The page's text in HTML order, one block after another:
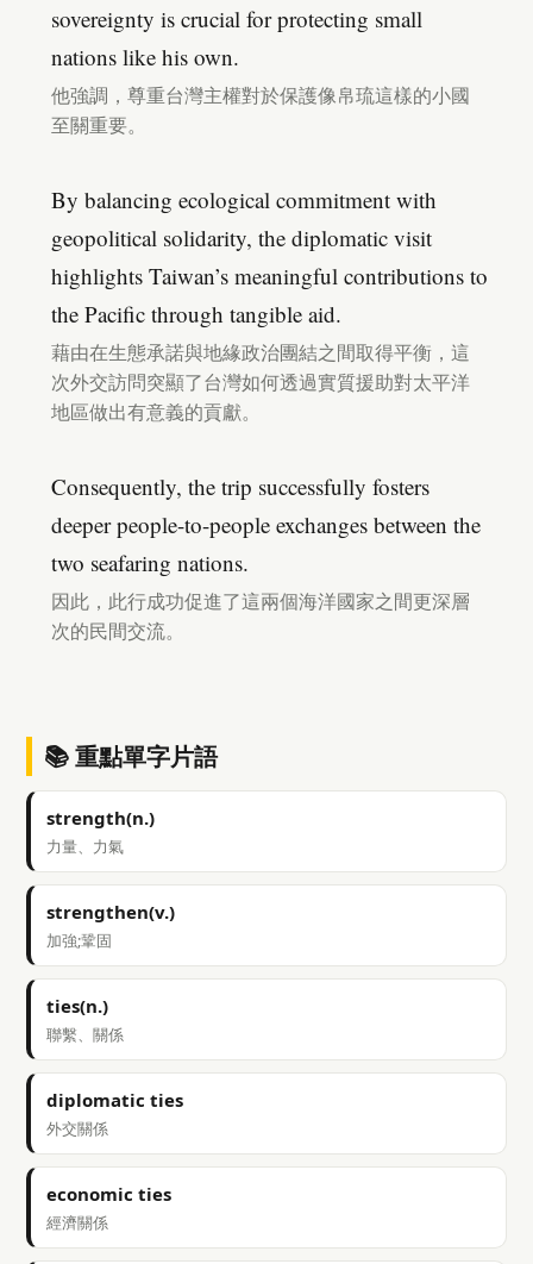
sovereignty is crucial for protecting small
nations like his own.
他強調，尊重台灣主權對於保護像帛琉這樣的小國
至關重要。
By balancing ecological commitment with
geopolitical solidarity, the diplomatic visit
highlights Taiwan’s meaningful contributions to
the Pacific through tangible aid.
藉由在生態承諾與地緣政治團結之間取得平衡，這
次外交訪問突顯了台灣如何透過實質援助對太平洋
地區做出有意義的貢獻。
Consequently, the trip successfully fosters
deeper people-to-people exchanges between the
two seafaring nations.
因此，此行成功促進了這兩個海洋國家之間更深層
次的民間交流。
📚 重點單字片語
strength(n.)
力量、力氣
strengthen(v.)
加強;鞏固
ties(n.)
聯繫、關係
diplomatic ties
外交關係
economic ties
經濟關係